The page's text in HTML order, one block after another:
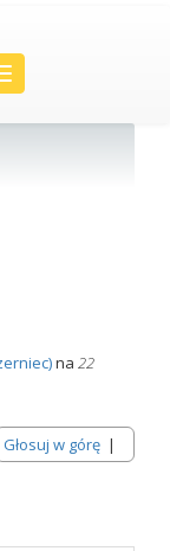
na 22
Głosuj w górę |